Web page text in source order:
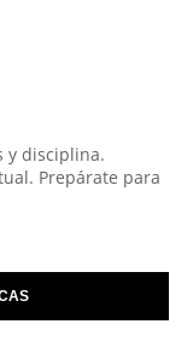
y disciplina.
Prepárate para